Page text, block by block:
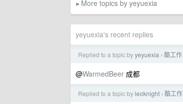
» More topics by yeyuexia
yeyuexia's recent replies
Replied to a topic byyeyuexia › 酷工作
@WarmedBeer 成都
Replied to a topic by leoknight › 酷工作